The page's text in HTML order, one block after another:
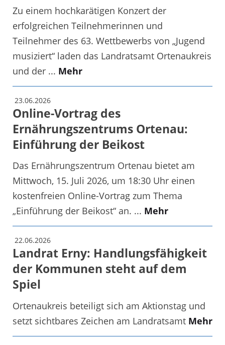
Zu einem hochkarätigen Konzert der
erfolgreichen Teilnehmerinnen und
Teilnehmer des 63. Wettbewerbs von „Jugend
musiziert“ laden das Landratsamt Ortenaukreis
und der ... Mehr
23.06.2026
Online-Vortrag des
Ernährungszentrums Ortenau:
Einführung der Beikost
Das Ernährungszentrum Ortenau bietet am
Mittwoch, 15. Juli 2026, um 18:30 Uhr einen
kostenfreien Online-Vortrag zum Thema
„Einführung der Beikost“ an. ... Mehr
22.06.2026
Landrat Erny: Handlungsfähigkeit
der Kommunen steht auf dem
Spiel
Ortenaukreis beteiligt sich am Aktionstag und
setzt sichtbares Zeichen am Landratsamt Mehr